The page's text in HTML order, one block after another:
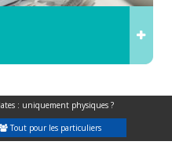
: uniquement physiques ?
Tout pour les particuliers